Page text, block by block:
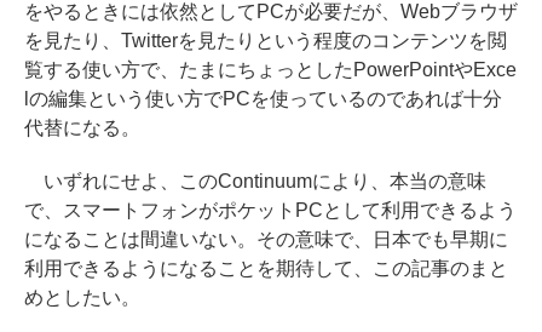
をやるときには依然としてPCが必要だが、Webブラウザ
を見たり、Twitterを見たりという程度のコンテンツを閲
覧する使い方で、たまにちょっとしたPowerPointやExce
lの編集という使い方でPCを使っているのであれば十分
代替になる。
いずれにせよ、このContinuumにより、本当の意味
で、スマートフォンがポケットPCとして利用できるよう
になることは間違いない。その意味で、日本でも早期に
利用できるようになることを期待して、この記事のまと
めとしたい。